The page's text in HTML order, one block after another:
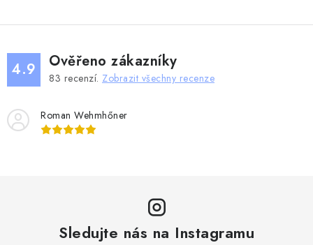
4.9 Ověřeno zákazníky
83 recenzí. Zobrazit všechny recenze
Roman Wehmhőner
Sledujte nás na Instagramu